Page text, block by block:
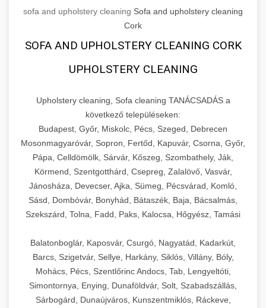
sofa and upholstery cleaning Sofa and upholstery cleaning
Cork
SOFA AND UPHOLSTERY CLEANING CORK
UPHOLSTERY CLEANING
Upholstery cleaning, Sofa cleaning TANÁCSADÁS a
következő településeken:
Budapest, Győr, Miskolc, Pécs, Szeged, Debrecen
Mosonmagyaróvár, Sopron, Fertőd, Kapuvár, Csorna, Győr,
Pápa, Celldömölk, Sárvár, Kőszeg, Szombathely, Ják,
Körmend, Szentgotthárd, Csepreg, Zalalövő, Vasvár,
Jánosháza, Devecser, Ajka, Sümeg, Pécsvárad, Komló,
Sásd, Dombóvár, Bonyhád, Bátaszék, Baja, Bácsalmás,
Szekszárd, Tolna, Fadd, Paks, Kalocsa, Hőgyész, Tamási
Balatonboglár, Kaposvár, Csurgó, Nagyatád, Kadarkút,
Barcs, Szigetvár, Sellye, Harkány, Siklós, Villány, Bóly,
Mohács, Pécs, Szentlőrinc Andocs, Tab, Lengyeltóti,
Simontornya, Enying, Dunaföldvár, Solt, Szabadszállás,
Sárbogárd, Dunaújváros, Kunszentmiklós, Ráckeve,